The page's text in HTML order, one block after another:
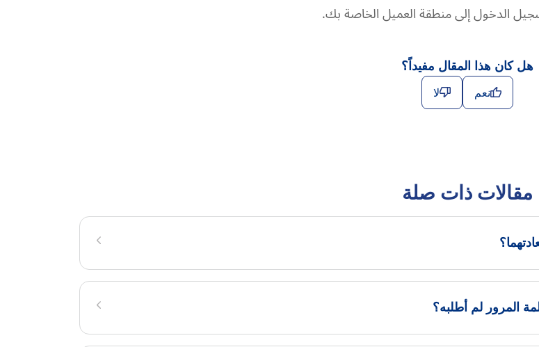
الدخول إلى منطقة العميل الخاصة بك.
هل كان هذا المقال مفيداً؟
نعم لا
مقالات ذات صلة
المرور لم أطلبه؟